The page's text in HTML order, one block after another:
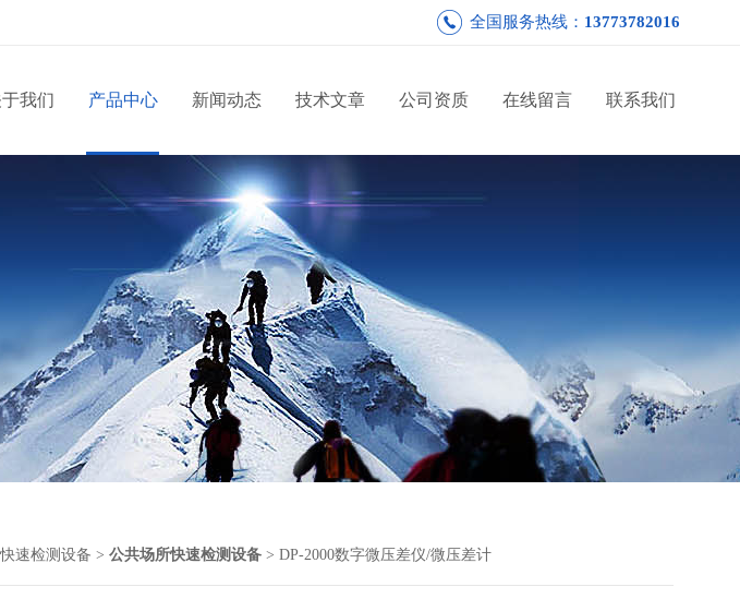
全国服务热线： 13773782016
我们 产品中心 新闻动态 技术文章 公司资质 在线留言 联系我们
速检测设备 > 公共场所快速检测设备 > DP-2000数字微压差仪/微压差计